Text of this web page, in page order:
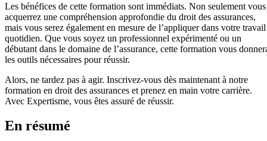
Les bénéfices de cette formation sont immédiats. Non seulement vous
acquerrez une compréhension approfondie du droit des assurances,
mais vous serez également en mesure de l’appliquer dans votre travail
quotidien. Que vous soyez un professionnel expérimenté ou un
débutant dans le domaine de l’assurance, cette formation vous
les outils nécessaires pour réussir.
Alors, ne tardez pas à agir. Inscrivez-vous dès maintenant à notre
formation en droit des assurances et prenez en main votre carrière.
Avec Expertisme, vous êtes assuré de réussir.
En résumé